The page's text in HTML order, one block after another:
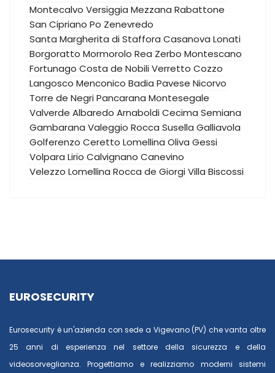
Montecalvo Versiggia Mezzana Rabattone
San Cipriano Po Zenevredo
Santa Margherita di Staffora Casanova Lonati
Borgoratto Mormorolo Rea Zerbo Montescano
Fortunago Costa de NobiliVerretto Cozzo
Langosco Menconico Badia Pavese Nicorvo
Torre de NegriPancarana Montesegale
Valverde Albaredo ArnaboldiCecima Semiana
Gambarana Valeggio Rocca Susella Galliavola
Golferenzo Ceretto Lomellina Oliva Gessi
Volpara Lirio Calvignano Canevino
Velezzo Lomellina Rocca de GiorgiVilla Biscossi
EUROSECURITY
Eurosecurity è un'azienda con sede a Vigevano (PV) che vanta oltre
25 anni di esperienza nel settore della sicurezza e della
videosorveglianza. Progettiamo e realizziamo moderni sistemi